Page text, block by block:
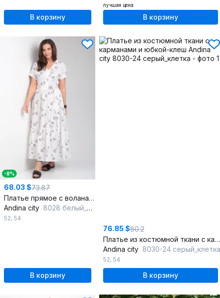
В корзину
лучшая цена
В корзину
-8%
68.03 $73.87
Платье прямое с воланами и спущенным плечом
Andina city 8028 белый_коричневые_круги
52, 54
В корзину
76.85 $80.2
Платье из костюмной ткани с карманами и юбкой-клеш
Andina city 8030-24 серый_клетка
52, 54
В корзину